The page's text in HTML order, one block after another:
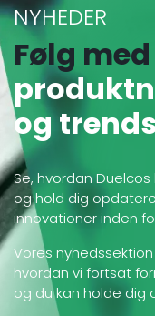
NYHEDER
Følg med
og trends
Se, hvordan
og hold dig
innovationer inden
Vores
hvordan vi fortsat
og du kan holde dig